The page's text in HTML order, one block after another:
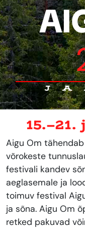
Aigu Om
võrokeste
festivali kandev
aeglasemale ja
toimuv festival
ja sõna. Aigu Om
retked pakuvad